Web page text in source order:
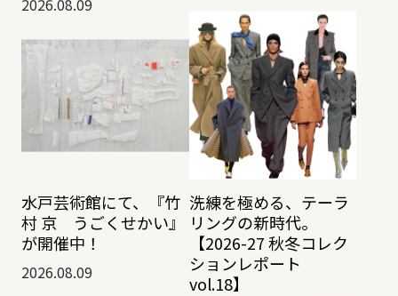
2026.08.09
水戸芸術館にて、『竹
村 京 うごくせかい』
が開催中！
2026.08.09
洗練を極める、テーラ
リングの新時代。
【2026-27 秋冬コレク
ションレポート
vol.18】